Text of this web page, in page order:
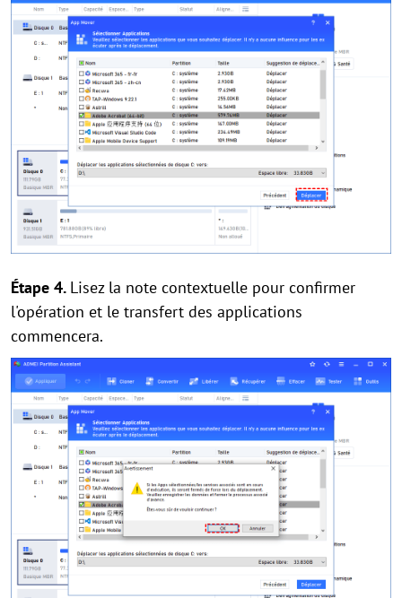
Étape 4. Lisez la note contextuelle pour confirmer
l'opération et le transfert des applications
commencera.